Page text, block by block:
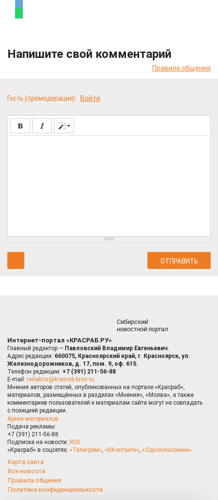
Напишите свой комментарий
Правила общения
Гость (премодерация) Войти
Сибирский
новостной портал
Интернет-портал «КРАСРАБ.РУ»
Главный редактор — Павловский Владимир Евгеньевич.
Адрес редакции: 660075, Красноярский край, г. Красноярск, ул.
Железнодорожников, д. 17, пом. 9, оф. 615.
Телефон редакции: +7 (391) 211-56-88
E-mail: redaktor@krasrab.krsn.ru
Мнения авторов статей, опубликованных на портале «Красраб»,
материалов, размещённых в разделах «Мнения», «Молва», а также
комментариев пользователей к материалам сайта могут не совпадать
с позицией редакции.
Архив материалов
Подача рекламы:
+7 (391) 211-56-88
Подписка на новости: RSS
«Красраб» в соцсетях: «Телеграм», «ВКонтакте», «Одноклассники»
Карта сайта
Все новости
Правила общения
Политика конфиденциальности